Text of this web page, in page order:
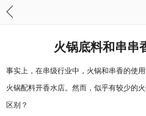
火锅底料和串串
事实上，在串级行业中，火锅和串香的使
火锅配料开香水店。然而，似乎有较少的
区别？